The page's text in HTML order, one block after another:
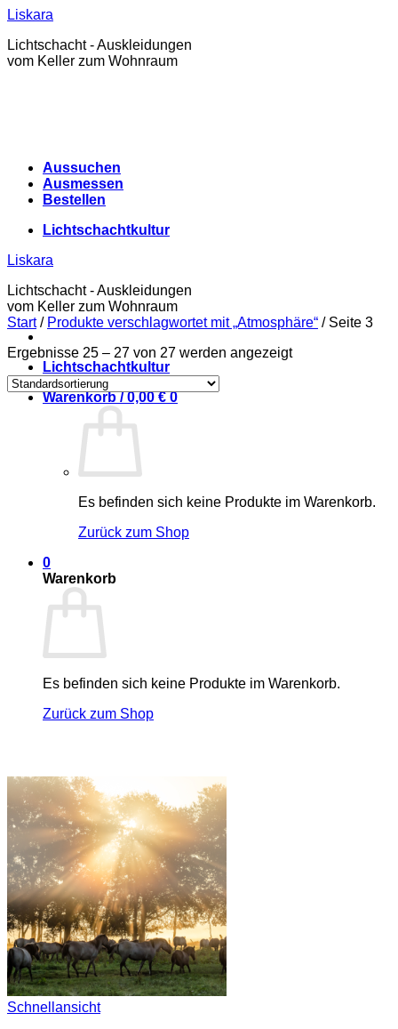
Zum
springen
Liskara
Lichtschacht - Auskleidungen
vom Keller zum Wohnraum
Aussuchen
Ausmessen
Bestellen
Lichtschachtkultur
Liskara
Lichtschacht - Auskleidungen
vom Keller zum Wohnraum
Lichtschachtkultur
Warenkorb /0,00€ 0
Es befinden sich keine Produkte im Warenkorb.
Zurück zum Shop
0
Warenkorb
Es befinden sich keine Produkte im Warenkorb.
Zurück zum Shop
Start / Produkte verschlagwortet mit „Atmosphäre“ /Seite 3
Ergebnisse 25 – 27 von 27 werden angezeigt
Schnellansicht